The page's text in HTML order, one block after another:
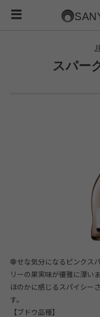
スパー
幸せな気分になるピンクス
リーの果実味が優雅に漂いま
ほのかに感じるスパイシー
す。
【ブドウ品種】